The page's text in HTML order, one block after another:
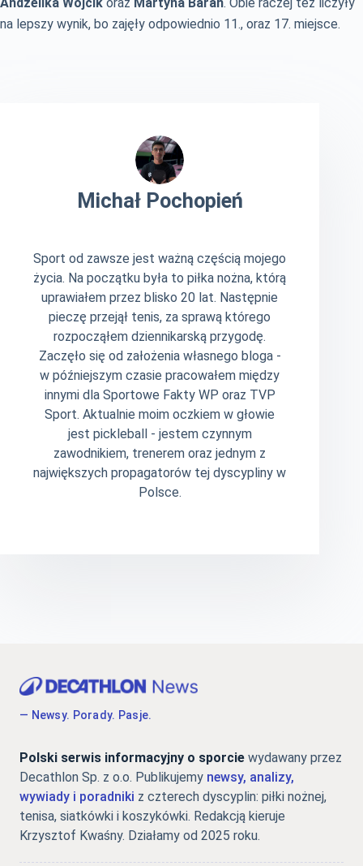
na lepszy wynik, bo zajęły odpowiednio 11., oraz 17. miejsce.
Michał Pochopień
Sport od zawsze jest ważną częścią mojego
życia. Na początku była to piłka nożna, którą
uprawiałem przez blisko 20 lat. Następnie
pieczę przejął tenis, za sprawą którego
rozpocząłem dziennikarską przygodę.
Zaczęło się od założenia własnego bloga -
w późniejszym czasie pracowałem między
innymi dla Sportowe Fakty WP oraz TVP
Sport. Aktualnie moim oczkiem w głowie
jest pickleball - jestem czynnym
zawodnikiem, trenerem oraz jednym z
największych propagatorów tej dyscypliny w
Polsce.
— Newsy. Porady. Pasje.
Polski serwis informacyjny o sporcie wydawany przez
Decathlon Sp. z o.o. Publikujemy newsy, analizy,
wywiady i poradniki z czterech dyscyplin: piłki nożnej,
tenisa, siatkówki i koszykówki. Redakcją kieruje
Krzysztof Kwaśny. Działamy od 2025 roku.